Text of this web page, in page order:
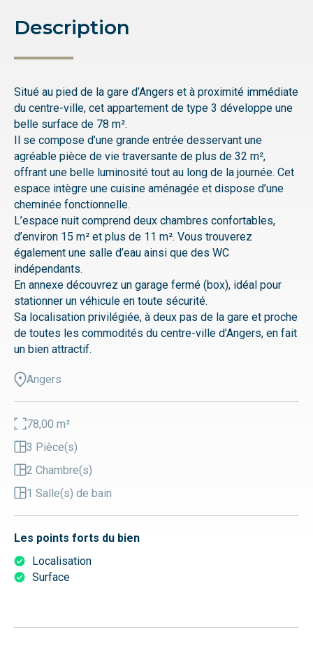
Description
Situé au pied de la gare d’Angers et à proximité immédiate
du centre-ville, cet appartement de type 3 développe une
belle surface de 78 m².
Il se compose d’une grande entrée desservant une
agréable pièce de vie traversante de plus de 32 m²,
offrant une belle luminosité tout au long de la journée. Cet
espace intègre une cuisine aménagée et dispose d’une
cheminée fonctionnelle.
L’espace nuit comprend deux chambres confortables,
d’environ 15 m² et plus de 11 m². Vous trouverez
également une salle d’eau ainsi que des WC
indépendants.
En annexe découvrez un garage fermé (box), idéal pour
stationner un véhicule en toute sécurité.
Sa localisation privilégiée, à deux pas de la gare et proche
de toutes les commodités du centre-ville d’Angers, en fait
un bien attractif.
Angers
78,00 m²
3 Pièce(s)
2 Chambre(s)
1 Salle(s) de bain
Les points forts du bien
Localisation
Surface